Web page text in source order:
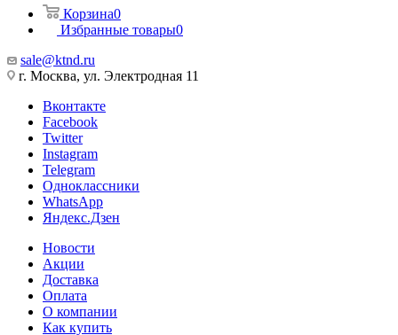
Корзина0
Избранные товары0
sale@ktnd.ru
г. Москва, ул. Электродная 11
Вконтакте
Facebook
Twitter
Instagram
Telegram
Одноклассники
WhatsApp
Яндекс.Дзен
Новости
Акции
Доставка
Оплата
О компании
Как купить